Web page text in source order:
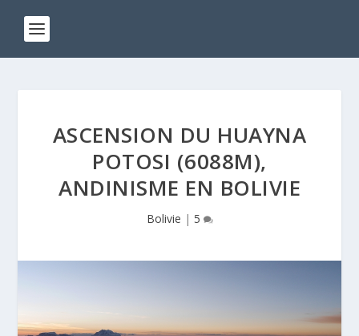
ASCENSION DU HUAYNA
POTOSI (6088M),
ANDINISME EN BOLIVIE
Bolivie | 5